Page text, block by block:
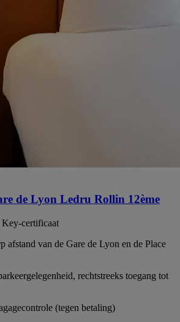
de Lyon Ledru Rollin 12ème
certificaat
afstand van de Gare de Lyon en de Place
rechtstreeks toegang tot
(tegen betaling)